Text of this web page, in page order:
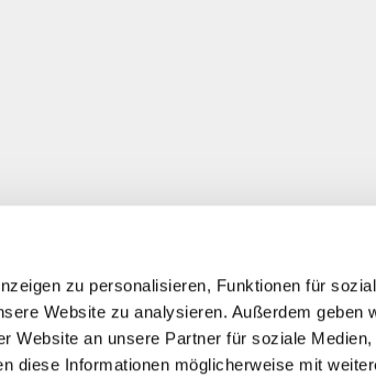
zu personalisieren, Funktionen für
Website zu analysieren. Außerdem geben
Website an unsere Partner für soziale Medien,
diese Informationen möglicherweise mit